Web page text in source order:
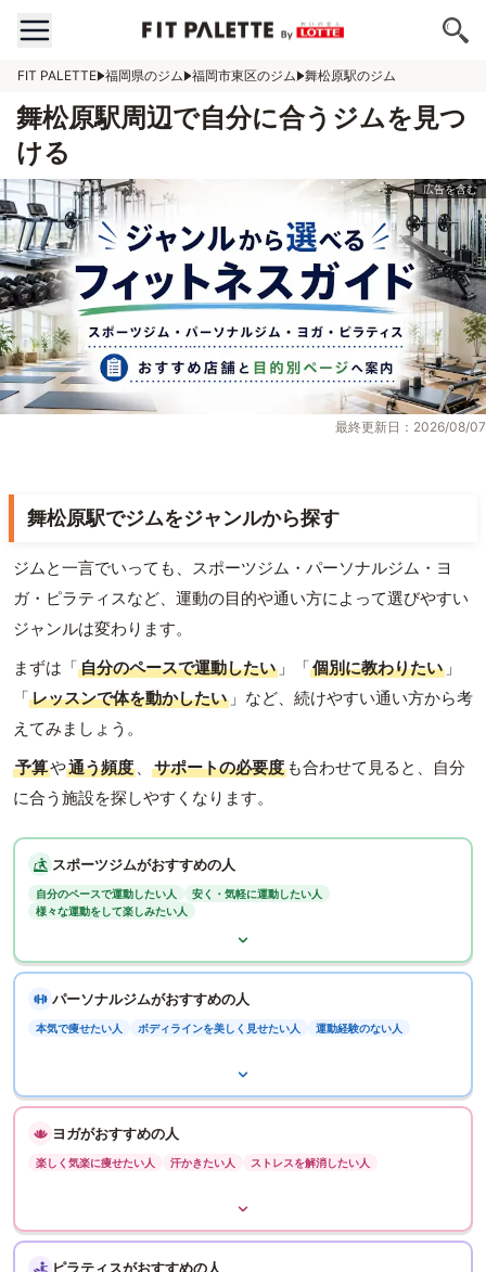
FIT PALETTE 福岡県のジム 福岡市東区のジム 舞松原駅のジム
舞松原駅周辺で自分に合うジムを見つ
ける
最終更新日：2026/08/07
舞松原駅でジムをジャンルから探す
ジムと一言でいっても、スポーツジム・パーソナルジム・ヨ
ガ・ピラティスなど、運動の目的や通い方によって選びやすい
ジャンルは変わります。
まずは「自分のペースで運動したい 」「個別に教わりたい 」
「レッスンで体を動かしたい 」など、続けやすい通い方から考
えてみましょう。
予算や通う頻度 、 サポートの必要度 も合わせて見ると、自分
に合う施設を探しやすくなります。
スポーツジムがおすすめの人
自分のペースで運動したい人
安く・気軽に運動したい人
様々な運動をして楽しみたい人
パーソナルジムがおすすめの人
本気で痩せたい人 ボディラインを美しく見せたい人 運動経験のない人
ヨガがおすすめの人
楽しく気楽に痩せたい人 汗かきたい人 ストレスを解消したい人
ピラティスがおすすめの人